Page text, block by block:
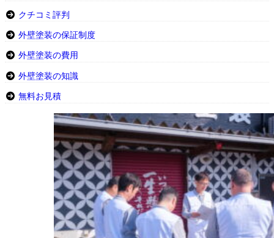
クチコミ評判
外壁塗装の保証制度
外壁塗装の費用
外壁塗装の知識
無料お見積